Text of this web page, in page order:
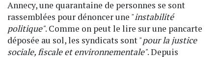
Annecy, une quarantaine de personnes se sont
rassemblées pour dénoncer une "instabilité
politique". Comme on peut le lire sur une pancarte
déposée au sol, les syndicats sont "pour la justice
sociale, fiscale et environnementale". Depuis